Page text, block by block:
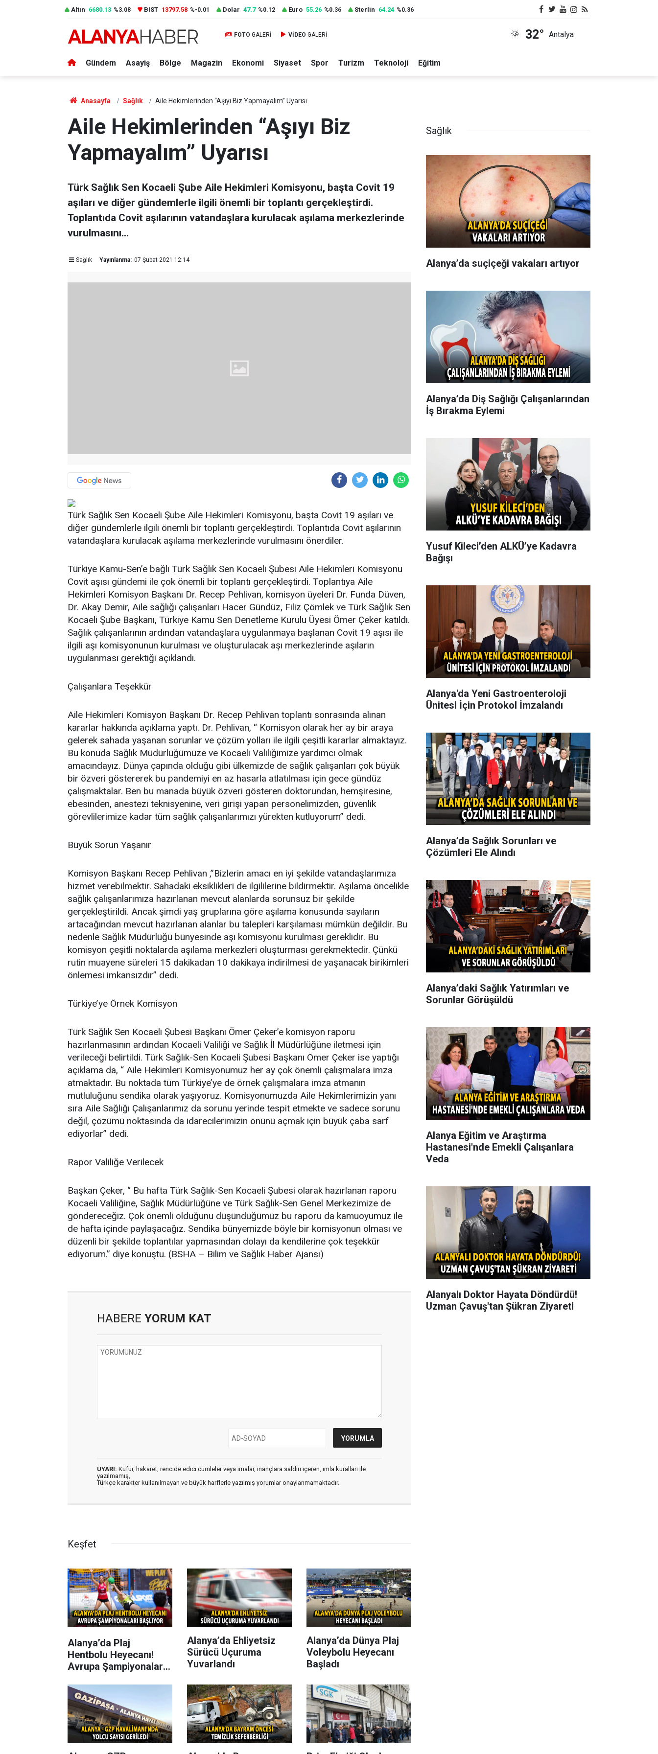
Altın 6680.13 %3.08 BIST 13797.58 %-0.01 Dolar 47.7 %0.12 Euro 55.26 %0.36 Sterlin 64.24 %0.36
FOTO GALERİ VİDEO GALERİ 32° Antalya
Gündem Asayiş Bölge Magazin Ekonomi Siyaset Spor Turizm Teknoloji Eğitim
Anasayfa Sağlık Aile Hekimlerinden “Aşıyı Biz Yapmayalım” Uyarısı
Aile Hekimlerinden “Aşıyı Biz
Yapmayalım” Uyarısı
Türk Sağlık Sen Kocaeli Şube Aile Hekimleri Komisyonu, başta Covit 19
aşıları ve diğer gündemlerle ilgili önemli bir toplantı gerçekleştirdi.
Toplantıda Covit aşılarının vatandaşlara kurulacak aşılama merkezlerinde
vurulmasını...
Sağlık Yayınlanma: 07 Şubat 2021 12:14
Türk Sağlık Sen Kocaeli Şube Aile Hekimleri Komisyonu, başta Covit 19 aşıları ve
diğer gündemlerle ilgili önemli bir toplantı gerçekleştirdi. Toplantıda Covit aşılarının
vatandaşlara kurulacak aşılama merkezlerinde vurulmasını önerdiler.
Türkiye Kamu-Sen’e bağlı Türk Sağlık Sen Kocaeli Şubesi Aile Hekimleri Komisyonu
Covit aşısı gündemi ile çok önemli bir toplantı gerçekleştirdi. Toplantıya Aile
Hekimleri Komisyon Başkanı Dr. Recep Pehlivan, komisyon üyeleri Dr. Funda Düven,
Dr. Akay Demir, Aile sağlığı çalışanları Hacer Gündüz, Filiz Çömlek ve Türk Sağlık Sen
Kocaeli Şube Başkanı, Türkiye Kamu Sen Denetleme Kurulu Üyesi Ömer Çeker katıldı.
Sağlık çalışanlarının ardından vatandaşlara uygulanmaya başlanan Covit 19 aşısı ile
ilgili aşı komisyonunun kurulması ve oluşturulacak aşı merkezlerinde aşıların
uygulanması gerektiği açıklandı.
Çalışanlara Teşekkür
Aile Hekimleri Komisyon Başkanı Dr. Recep Pehlivan toplantı sonrasında alınan
kararlar hakkında açıklama yaptı. Dr. Pehlivan, “ Komisyon olarak her ay bir araya
gelerek sahada yaşanan sorunlar ve çözüm yolları ile ilgili çeşitli kararlar almaktayız.
Bu konuda Sağlık Müdürlüğümüze ve Kocaeli Valiliğimize yardımcı olmak
amacındayız. Dünya çapında olduğu gibi ülkemizde de sağlık çalışanları çok büyük
bir özveri göstererek bu pandemiyi en az hasarla atlatılması için gece gündüz
çalışmaktalar. Ben bu manada büyük özveri gösteren doktorundan, hemşiresine,
ebesinden, anestezi teknisyenine, veri girişi yapan personelimizden, güvenlik
görevlilerimize kadar tüm sağlık çalışanlarımızı yürekten kutluyorum” dedi.
Büyük Sorun Yaşanır
Komisyon Başkanı Recep Pehlivan ,”Bizlerin amacı en iyi şekilde vatandaşlarımıza
hizmet verebilmektir. Sahadaki eksiklikleri de ilgililerine bildirmektir. Aşılama öncelikle
sağlık çalışanlarımıza hazırlanan mevcut alanlarda sorunsuz bir şekilde
gerçekleştirildi. Ancak şimdi yaş gruplarına göre aşılama konusunda sayıların
artacağından mevcut hazırlanan alanlar bu talepleri karşılaması mümkün değildir. Bu
nedenle Sağlık Müdürlüğü bünyesinde aşı komisyonu kurulması gereklidir. Bu
komisyon çeşitli noktalarda aşılama merkezleri oluşturması gerekmektedir. Çünkü
rutin muayene süreleri 15 dakikadan 10 dakikaya indirilmesi de yaşanacak birikimleri
önlemesi imkansızdır” dedi.
Türkiye’ye Örnek Komisyon
Türk Sağlık Sen Kocaeli Şubesi Başkanı Ömer Çeker’e komisyon raporu
hazırlanmasının ardından Kocaeli Valiliği ve Sağlık İl Müdürlüğüne iletmesi için
verileceği belirtildi. Türk Sağlık-Sen Kocaeli Şubesi Başkanı Ömer Çeker ise yaptığı
açıklama da, “ Aile Hekimleri Komisyonumuz her ay çok önemli çalışmalara imza
atmaktadır. Bu noktada tüm Türkiye’ye de örnek çalışmalara imza atmanın
mutluluğunu sendika olarak yaşıyoruz. Komisyonumuzda Aile Hekimlerimizin yanı
sıra Aile Sağlığı Çalışanlarımız da sorunu yerinde tespit etmekte ve sadece sorunu
değil, çözümü noktasında da idarecilerimizin önünü açmak için büyük çaba sarf
ediyorlar” dedi.
Rapor Valiliğe Verilecek
Başkan Çeker, “ Bu hafta Türk Sağlık-Sen Kocaeli Şubesi olarak hazırlanan raporu
Kocaeli Valiliğine, Sağlık Müdürlüğüne ve Türk Sağlık-Sen Genel Merkezimize de
göndereceğiz. Çok önemli olduğunu düşündüğümüz bu raporu da kamuoyumuz ile
de hafta içinde paylaşacağız. Sendika bünyemizde böyle bir komisyonun olması ve
düzenli bir şekilde toplantılar yapmasından dolayı da kendilerine çok teşekkür
ediyorum.” diye konuştu. (BSHA – Bilim ve Sağlık Haber Ajansı)
HABERE YORUM KAT
UYARI: Küfür, hakaret, rencide edici cümleler veya imalar, inançlara saldırı içeren, imla kuralları ile
yazılmamış,
Türkçe karakter kullanılmayan ve büyük harflerle yazılmış yorumlar onaylanmamaktadır.
Keşfet
Alanya’da Plaj
Hentbolu Heyecanı!
Avrupa Şampiyonaları
Alanya’da Ehliyetsiz
Sürücü Uçuruma
Yuvarlandı
Alanya’da Dünya Plaj
Voleybolu Heyecanı
Başladı
Sağlık
Alanya’da suçiçeği vakaları artıyor
Alanya’da Diş Sağlığı Çalışanlarından
İş Bırakma Eylemi
Yusuf Kileci’den ALKÜ’ye Kadavra
Bağışı
Alanya'da Yeni Gastroenteroloji
Ünitesi İçin Protokol İmzalandı
Alanya’da Sağlık Sorunları ve
Çözümleri Ele Alındı
Alanya’daki Sağlık Yatırımları ve
Sorunlar Görüşüldü
Alanya Eğitim ve Araştırma
Hastanesi'nde Emekli Çalışanlara
Veda
Alanyalı Doktor Hayata Döndürdü!
Uzman Çavuş'tan Şükran Ziyareti